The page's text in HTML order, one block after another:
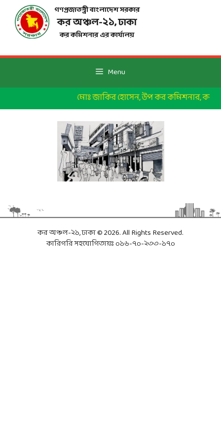
content
গণপ্রজাতন্ত্রী বাংলাদেশ সরকার
কর অঞ্চল-২১, ঢাকা
কর কমিশনার এর কার্যালয়
Menu
মোঃ জাকির হোসেন, উপ কর কমিশনার, কর
কর অঞ্চল-২১, ঢাকা © 2026. All Rights Reserved.
কারিগরি সহযোগিতায়ঃ ০১৬-৭০-২৩৩-১৭০